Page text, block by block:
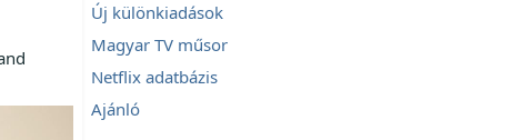
Új különkiadások
Magyar TV műsor
Netflix adatbázis
Ajánló